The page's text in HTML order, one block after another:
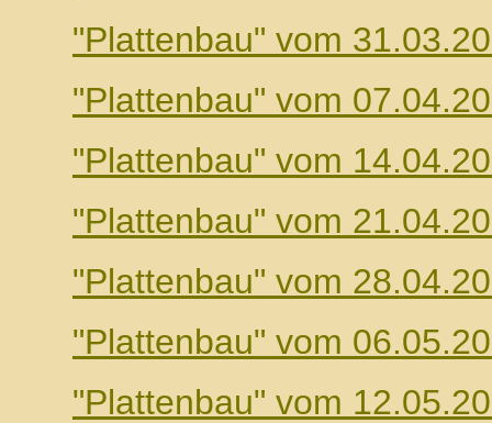
"Plattenbau" vom
"Plattenbau" vom
"Plattenbau" vom
"Plattenbau" vom
"Plattenbau" vom
"Plattenbau" vom
"Plattenbau" vom